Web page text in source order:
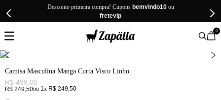
Desconto primeira compra! Cupons bemvindo10ou
fretevip
0
Camisa Masculina Manga Curta Visco Linho
R$ 499,00
R$ 249,50ou 1x R$ 249,50